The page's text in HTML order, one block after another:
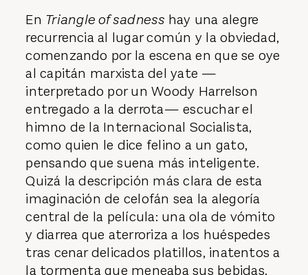
En Triangle of sadness hay una alegre
recurrencia al lugar común y la obviedad,
comenzando por la escena en que se oye
al capitán marxista del yate —
interpretado por un Woody Harrelson
entregado a la derrota— escuchar el
himno de la Internacional Socialista,
como quien le dice felino a un gato,
pensando que suena más inteligente.
Quizá la descripción más clara de esta
imaginación de celofán sea la alegoría
central de la película: una ola de vómito
y diarrea que aterroriza a los huéspedes
tras cenar delicados platillos, inatentos a
la tormenta que meneaba sus bebidas.